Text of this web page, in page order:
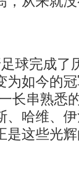
完成了
如今的
长串熟悉
、哈维、
是这些光